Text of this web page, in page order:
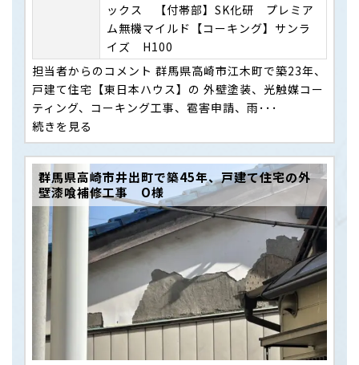
ックス 【付帯部】SK化研 プレミア
ム無機マイルド【コーキング】サンラ
イズ H100
担当者からのコメント 群馬県高崎市江木町で築23年、
戸建て住宅【東日本ハウス】の 外壁塗装、光触媒コー
ティング、コーキング工事、雹害申請、雨･･･
続きを見る
群馬県高崎市井出町で築45年、戸建て住宅の外
壁漆喰補修工事 O様